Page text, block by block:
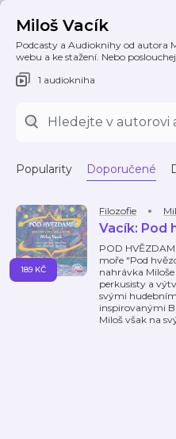
Miloš Vacík
Podcasty a Audioknihy od autora
webu a ke stažení. Nebo
1 audiokniha
Popularity Doporučené
Filozofie
Vacík: Pod
POD
moře "Pod
nahrávka
perkusisty a
svými
inspirovanými
Miloš však na
189 KČ